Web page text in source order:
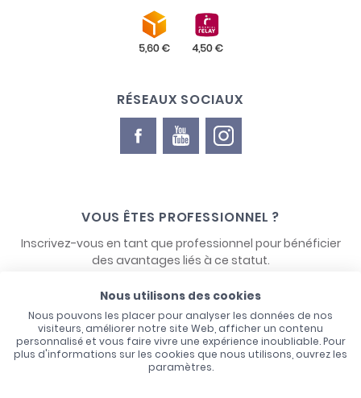
RÉSEAUX SOCIAUX
VOUS ÊTES PROFESSIONNEL ?
Inscrivez-vous en tant que professionnel pour bénéficier
des avantages liés à ce statut.
Nous utilisons des cookies
Nous pouvons les placer pour analyser les données de nos
visiteurs, améliorer notre site Web, afficher un contenu
personnalisé et vous faire vivre une expérience inoubliable. Pour
plus d'informations sur les cookies que nous utilisons, ouvrez les
paramètres.